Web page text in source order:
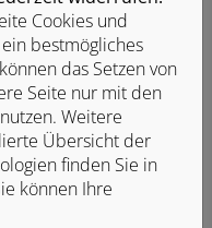
Cookies und
bestmögliches
das Setzen von
Seite nur mit den
Weitere
Übersicht der
finden Sie in
können Ihre